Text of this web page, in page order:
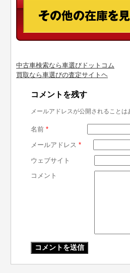
中古車検索なら車選びドットコム
買取なら車選びの査定サイトヘ
コメントを残す
メールアドレスが公開されることは
名前 *
メールアドレス *
ウェブサイト
コメント